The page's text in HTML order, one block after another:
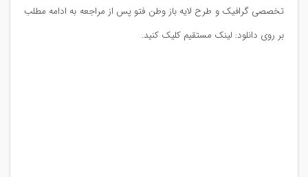
تخصصی گرافیک و طرح لایه باز وطن فتو پس از مراجعه به ادامه مطلب
بر روی دانلود: لینک مستقیم کلیک کنید.